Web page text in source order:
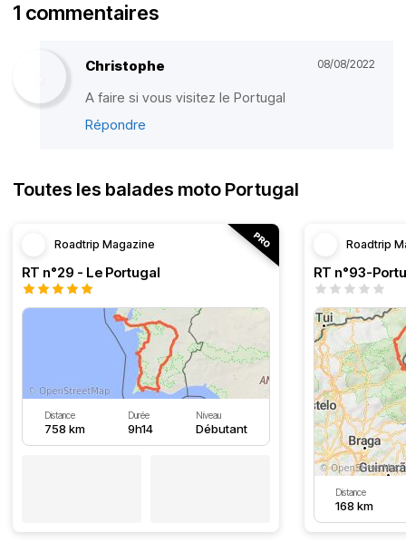
1 commentaires
Christophe 08/08/2022
A faire si vous visitez le Portugal
Répondre
Toutes les balades moto Portugal
Roadtrip Magazine
RT n°29 - Le Portugal
Distance
758 km
Durée
9h14
Niveau
Débutant
Roadtrip
RT n°93-
Distance
168 km